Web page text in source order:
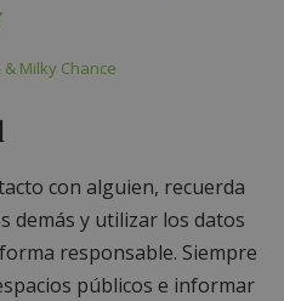
Milky Chance
con alguien, recuerda
demás y utilizar los datos
responsable. Siempre
públicos e informar